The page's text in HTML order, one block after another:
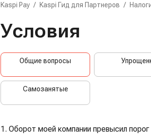
Kaspi Pay / Kaspi Гид для Партнеров /
Условия
Общие вопросы
Самозанятые
1. Оборот моей компании превысил